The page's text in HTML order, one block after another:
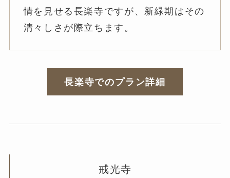
情を見せる長楽寺ですが、新緑期はその
清々しさが際立ちます。
長楽寺でのプラン詳細
戒光寺